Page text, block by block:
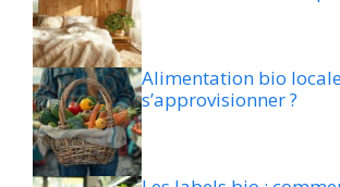
Alimentation bio
s’approvisionner ?